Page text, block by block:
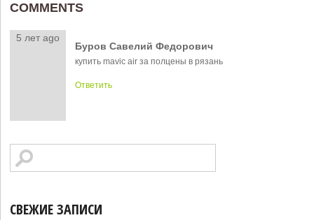
COMMENTS
5 лет ago
Буров Савелий Федорович
купить mavic air за полцены в рязань
Ответить
СВЕЖИЕ ЗАПИСИ